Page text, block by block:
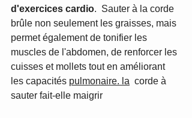
d'exercices cardio.  Sauter à la corde
brûle non seulement les graisses, mais
permet également de tonifier les
muscles de l'abdomen, de renforcer les
cuisses et mollets tout en améliorant
les capacités pulmonaire. la corde à
sauter fait-elle maigrir